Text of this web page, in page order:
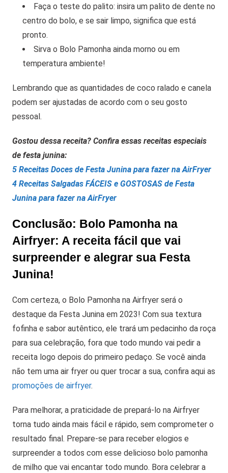
Faça o teste do palito: insira um palito de dente no
centro do bolo, e se sair limpo, significa que está
pronto.
Sirva o Bolo Pamonha ainda morno ou em
temperatura ambiente!
Lembrando que as quantidades de coco ralado e canela
podem ser ajustadas de acordo com o seu gosto
pessoal.
Gostou dessa receita? Confira essas receitas especiais
de festa junina:
5 Receitas Doces de Festa Junina para fazer na AirFryer
4 Receitas Salgadas FÁCEIS e GOSTOSAS de Festa
Junina para fazer na AirFryer
Conclusão: Bolo Pamonha na
Airfryer: A receita fácil que vai
surpreender e alegrar sua Festa
Junina!
Com certeza, o Bolo Pamonha na Airfryer será o
destaque da Festa Junina em 2023! Com sua textura
fofinha e sabor autêntico, ele trará um pedacinho da roça
para sua celebração, fora que todo mundo vai pedir a
receita logo depois do primeiro pedaço. Se você ainda
não tem uma air fryer ou quer trocar a sua, confira aqui as
promoções de airfryer.
Para melhorar, a praticidade de prepará-lo na Airfryer
torna tudo ainda mais fácil e rápido, sem comprometer o
resultado final. Prepare-se para receber elogios e
surpreender a todos com esse delicioso bolo pamonha
de milho que vai encantar todo mundo. Bora celebrar a